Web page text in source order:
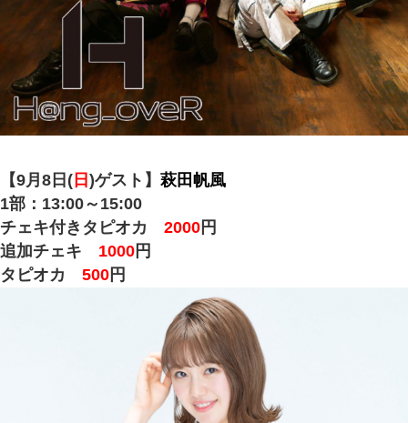
【9月8日( 日 )ゲスト】 萩田帆風
1部：13:00～15:00
チェキ付きタピオカ 2000 円
追加チェキ 1000 円
タピオカ 500 円